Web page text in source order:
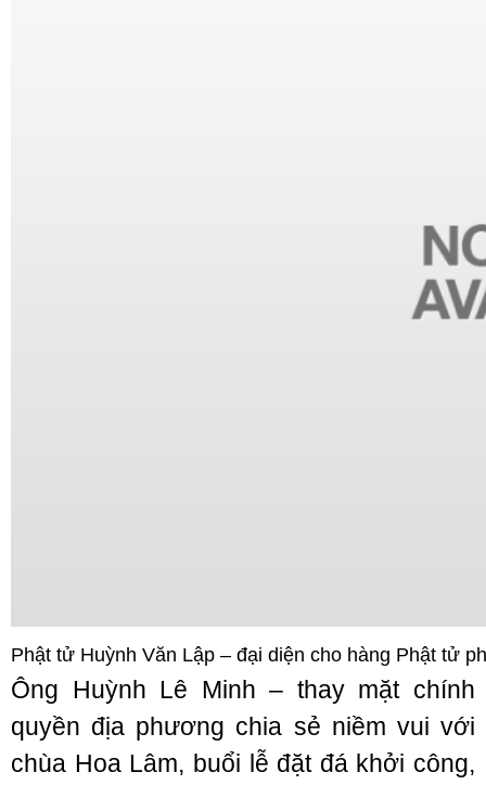
Phật tử Huỳnh Văn Lập – đại diện cho hàng Phật tử
Ông Huỳnh Lê Minh – thay mặt chính
quyền địa phương chia sẻ niềm vui với
chùa Hoa Lâm, buổi lễ đặt đá khởi công,